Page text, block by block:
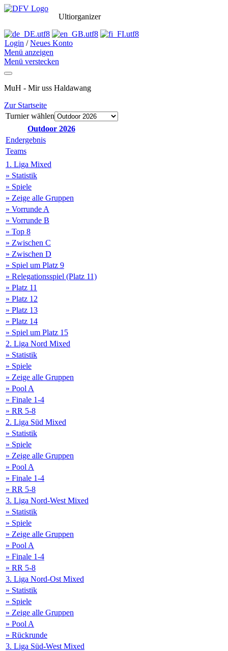
Ultiorganizer
Login /Neues Konto
Menü anzeigen
Menü verstecken
MuH - Mir uss Haldawang
Zur Startseite
Turnier wählen
Outdoor 2026
Endergebnis
Teams
1. Liga Mixed
» Statistik
» Spiele
» Zeige alle Gruppen
» Vorrunde A
» Vorrunde B
» Top 8
» Zwischen C
» Zwischen D
» Spiel um Platz 9
» Relegationsspiel (Platz 11)
» Platz 11
» Platz 12
» Platz 13
» Platz 14
» Spiel um Platz 15
2. Liga Nord Mixed
» Statistik
» Spiele
» Zeige alle Gruppen
» Pool A
» Finale 1-4
» RR 5-8
2. Liga Süd Mixed
» Statistik
» Spiele
» Zeige alle Gruppen
» Pool A
» Finale 1-4
» RR 5-8
3. Liga Nord-West Mixed
» Statistik
» Spiele
» Zeige alle Gruppen
» Pool A
» Finale 1-4
» RR 5-8
3. Liga Nord-Ost Mixed
» Statistik
» Spiele
» Zeige alle Gruppen
» Pool A
» Rückrunde
3. Liga Süd-West Mixed